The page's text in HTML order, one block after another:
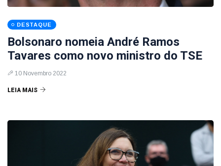
DESTAQUE
Bolsonaro nomeia André Ramos
Tavares como novo ministro do TSE
10 Novembro 2022
LEIA MAIS